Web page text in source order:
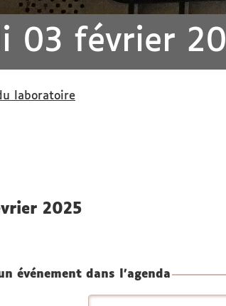
03 février
laboratoire
2025
événement dans l'agenda